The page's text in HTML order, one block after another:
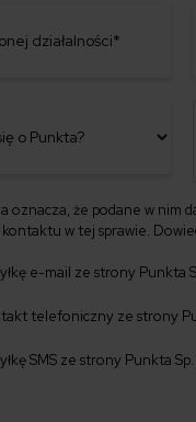
działalności*
oznacza, że podane w nim
w tej sprawie.
e-mail ze strony Punkta
telefoniczny ze strony
SMS ze strony Punkta